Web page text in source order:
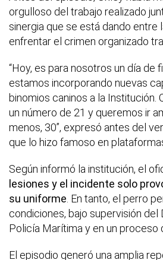
orgulloso del trabajo realizado
sinergia que se está dando entre
enfrentar el crimen organizado
“Hoy, es para nosotros un día de
estamos incorporando nuevas
binomios caninos a la Institución.
un número de 21 y queremos ir
menos, 30”, expresó antes del
que lo hizo famoso en
Según informó la institución, el
lesiones y el incidente solo
su uniforme . En tanto, el perro
condiciones, bajo supervisión
Policía Marítima y en un proceso
El episodio generó una amplia